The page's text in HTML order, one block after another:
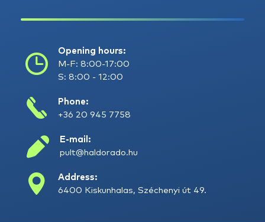
Opening hours:
M-F: 8:00-17:00
S: 8:00 - 12:00
Phone:
+36 20 945 7758
E-mail:
pult@haldorado.hu
Address:
6400 Kiskunhalas, Széchenyi út 49.